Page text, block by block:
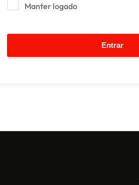
Manter logado
Entrar